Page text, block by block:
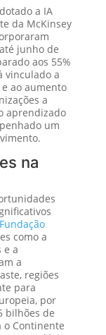
a IA
da McKinsey
junho de
aos 55%
vinculado a
ao aumento
a
aprendizado
um
na
Fundação
como a
e a
a
regiões
para
por
bilhões de
o Continente